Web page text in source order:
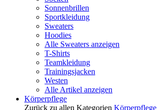
Sonnenbrillen
Sportkleidung
Sweaters
Hoodies
Alle Sweaters anzeigen
T-Shirts
Teamkleidung
Trainingsjacken
Westen
Alle Artikel anzeigen
Körperpflege
Zurück zu allen Kategorien Körperpflege